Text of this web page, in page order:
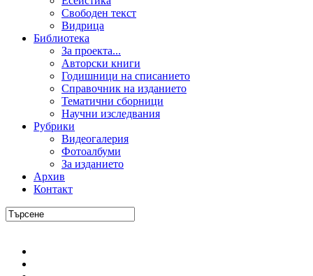
Свободен текст
Видрица
Библиотека
За проекта...
Авторски книги
Годишници на списанието
Справочник на изданието
Тематични сборници
Научни изследвания
Рубрики
Видеогалерия
Фотоалбуми
За изданието
Архив
Контакт